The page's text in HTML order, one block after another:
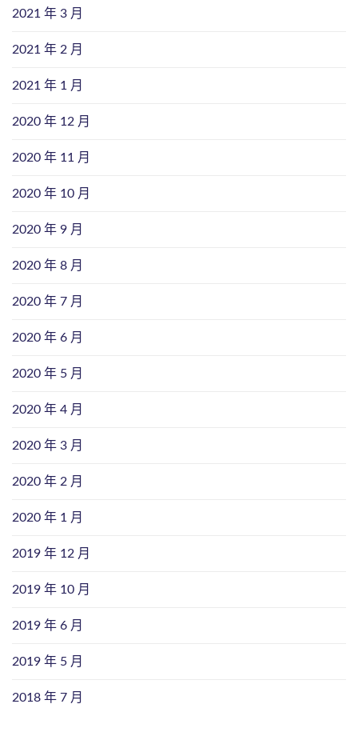
2021 年 3 月
2021 年 2 月
2021 年 1 月
2020 年 12 月
2020 年 11 月
2020 年 10 月
2020 年 9 月
2020 年 8 月
2020 年 7 月
2020 年 6 月
2020 年 5 月
2020 年 4 月
2020 年 3 月
2020 年 2 月
2020 年 1 月
2019 年 12 月
2019 年 10 月
2019 年 6 月
2019 年 5 月
2018 年 7 月